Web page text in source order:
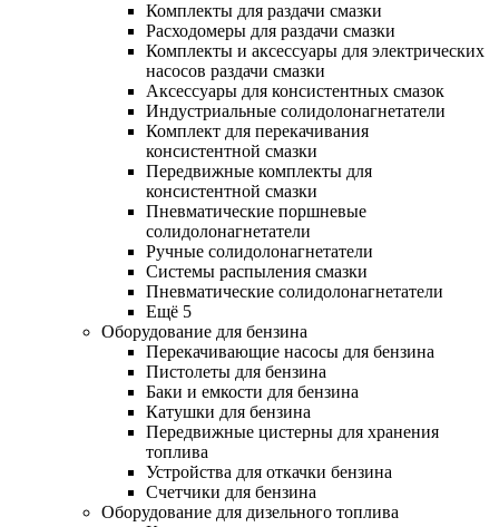
Комплекты для раздачи смазки
Расходомеры для раздачи смазки
Комплекты и аксессуары для электрических
насосов раздачи смазки
Аксессуары для консистентных смазок
Индустриальные солидолонагнетатели
Комплект для перекачивания
консистентной смазки
Передвижные комплекты для
консистентной смазки
Пневматические поршневые
солидолонагнетатели
Ручные солидолонагнетатели
Системы распыления смазки
Пневматические солидолонагнетатели
Ещё 5
Оборудование для бензина
Перекачивающие насосы для бензина
Пистолеты для бензина
Баки и емкости для бензина
Катушки для бензина
Передвижные цистерны для хранения
топлива
Устройства для откачки бензина
Счетчики для бензина
Оборудование для дизельного топлива